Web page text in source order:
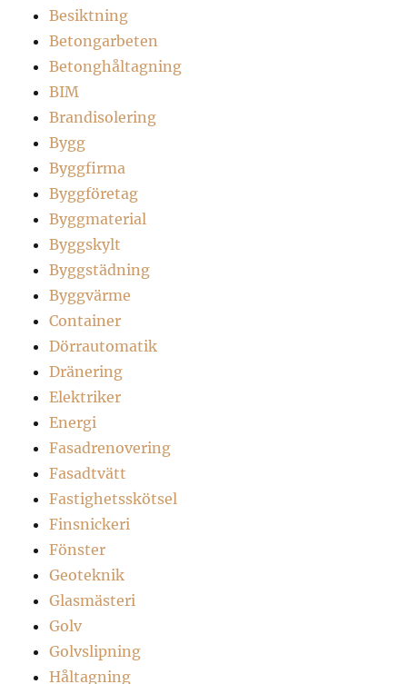
Besiktning
Betongarbeten
Betonghåltagning
BIM
Brandisolering
Bygg
Byggfirma
Byggföretag
Byggmaterial
Byggskylt
Byggstädning
Byggvärme
Container
Dörrautomatik
Dränering
Elektriker
Energi
Fasadrenovering
Fasadtvätt
Fastighetsskötsel
Finsnickeri
Fönster
Geoteknik
Glasmästeri
Golv
Golvslipning
Håltagning